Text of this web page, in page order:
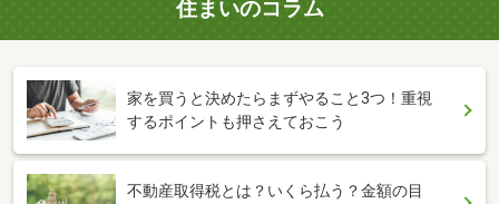
住まいのコラム
家を買うと決めたらまずやること3つ！重視
するポイントも押さえておこう
不動産取得税とは？いくら払う？金額の目